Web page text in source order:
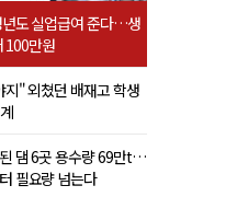
도 실업급여 준다…생
100만원
" 외쳤던 배재고 학생
댐 6곳 용수량 69만t…
필요량 넘는다